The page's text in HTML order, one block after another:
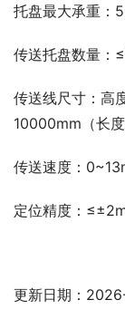
托盘最大承重：
传送托盘数量：
传送线尺寸：高
10000mm（长度
传送速度：
定位精度：
更新日期：